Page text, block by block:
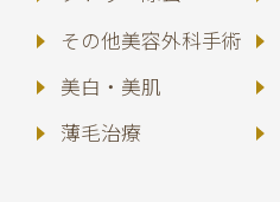
その他美容外科手術
美白・美肌
薄毛治療